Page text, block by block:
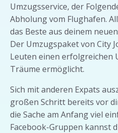
Umzugsservice, der
Abholung vom Flughafen.
das Beste aus deinem
Der Umzugspaket von City
Leuten einen erfolgreichen
Träume ermöglicht.
Sich mit anderen Expats
großen Schritt bereits vor
die Sache am Anfang viel
Facebook-Gruppen kannst